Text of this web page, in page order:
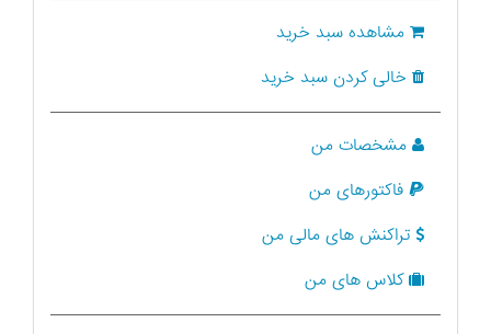
مشاهده سبد خرید
خالی کردن سبد خرید
مشخصات من
فاکتورهای من
تراکنش های مالی من
کلاس های من